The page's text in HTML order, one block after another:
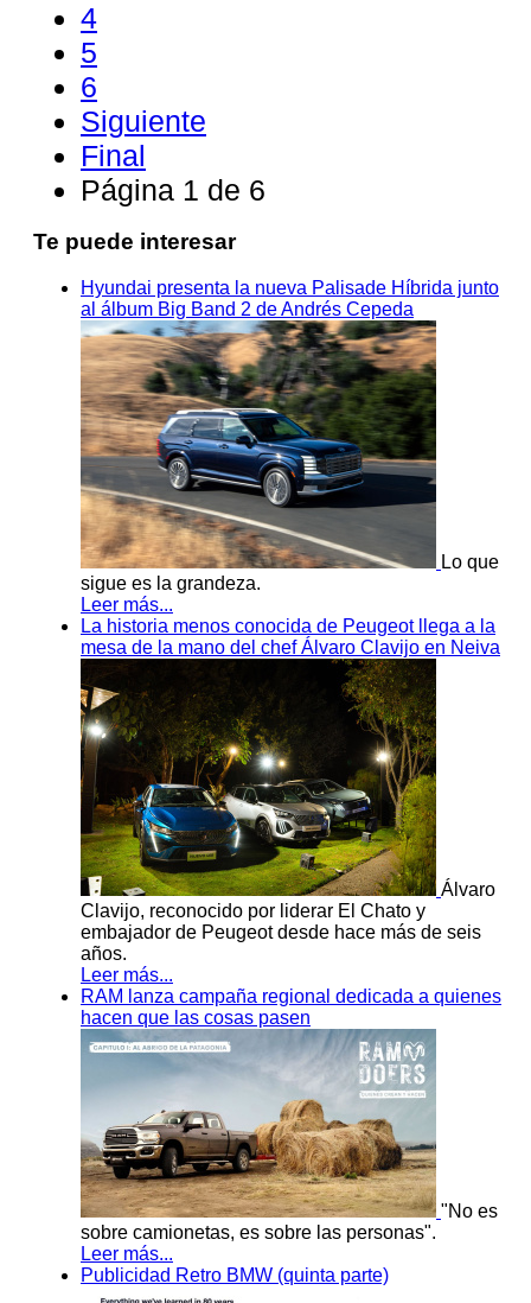
4
5
6
Siguiente
Final
Página 1 de 6
Te puede interesar
Hyundai presenta la nueva Palisade Híbrida junto
al álbum Big Band 2 de Andrés Cepeda
Lo que
sigue es la grandeza.
Leer más...
La historia menos conocida de Peugeot llega a la
mesa de la mano del chef Álvaro Clavijo en Neiva
Álvaro
Clavijo, reconocido por liderar El Chato y
embajador de Peugeot desde hace más de seis
años.
Leer más...
RAM lanza campaña regional dedicada a quienes
hacen que las cosas pasen
"No es
sobre camionetas, es sobre las personas".
Leer más...
Publicidad Retro BMW (quinta parte)